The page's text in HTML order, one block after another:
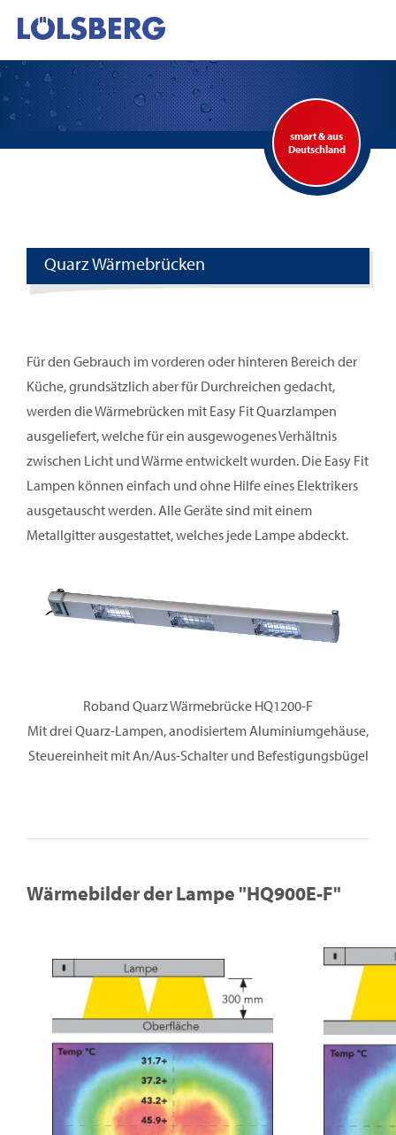
smart & aus
Deutschland
Quarz Wärmebrücken
Für den Gebrauch im vorderen oder hinteren Bereich der
Küche, grundsätzlich aber für Durchreichen gedacht,
werden die Wärmebrücken mit Easy Fit Quarzlampen
ausgeliefert, welche für ein ausgewogenes Verhältnis
zwischen Licht und Wärme entwickelt wurden. Die Easy Fit
Lampen können einfach und ohne Hilfe eines Elektrikers
ausgetauscht werden. Alle Geräte sind mit einem
Metallgitter ausgestattet, welches jede Lampe abdeckt.
Roband Quarz Wärmebrücke HQ1200-F
Mit drei Quarz-Lampen, anodisiertem Aluminiumgehäuse,
Steuereinheit mit An/Aus-Schalter und Befestigungsbügel
Wärmebilder der Lampe "HQ900E-F"